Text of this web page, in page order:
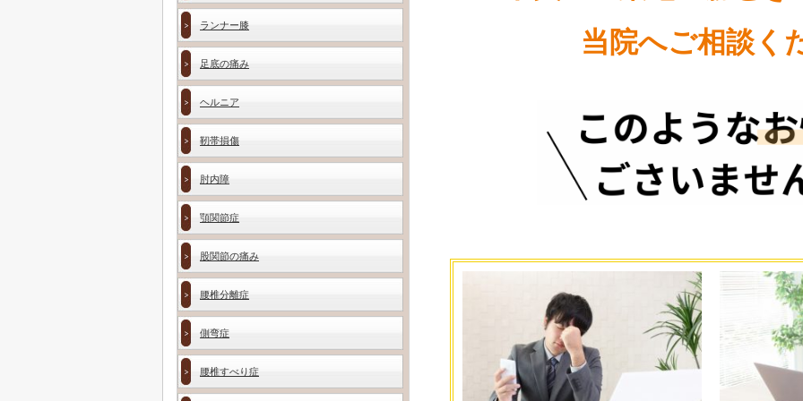
当院へご相談く
ランナー膝
足底の痛み
ヘルニア
靭帯損傷
肘内障
顎関節症
股関節の痛み
腰椎分離症
側弯症
腰椎すべり症